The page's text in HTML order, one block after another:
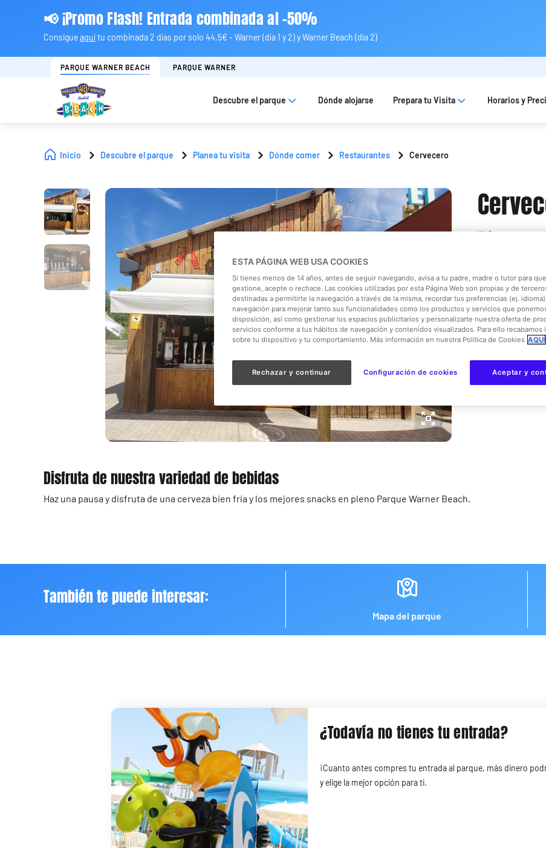
📢 ¡Promo Flash! Entrada combinada al -50%
Consigueaquítu combinada 2 días por solo 44,5€ - Warner (día 1 y 2) y Warner Beach (día 2)
PARQUE WARNER BEACH PARQUE WARNER
Descubre el parque Dónde alojarse Prepara tu Visita Horarios y
Inicio Descubre el parque Planea tu visita Dónde comer Restaurantes Cervecero
Ver más
Disfruta de nuestra variedad de bebidas
Haz una pausa y disfruta de una cerveza bien fría y los mejores snacks en pleno Parque Warner Beach.
También te puede interesar:
Mapa del parque
¿Todavía no tienes tu entrada?
¡Cuanto antes compres tu entrada al parque, más dinero
y elige la mejor opción para ti.
ESTA PÁGINA WEB USA COOKIES
Si tienes menos de 14 años, antes de seguir navegando, avisa a tu padre, madre o tutor para
gestione, acepte o rechace. Las cookies utilizadas por esta Página Web son propias y de
destinadas a permitirte la navegación a través de la misma, recordar tus preferencias (ej.
navegación para mejorar tanto sus funcionalidades como los productos y servicios que
disposición, así como gestionar los espacios publicitarios y personalizarte nuestra oferta de
servicios conforme a tus hábitos de navegación y contenidos visualizados. Para ello recabamos
sobre tu dispositivo y tu comportamiento. Más información en nuestra Política de Cookies AQUÍ
Rechazar y continuar Aceptar y
Configuración de cookies